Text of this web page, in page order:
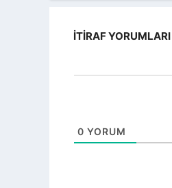
İTIRAF YORUMLARI
0 YORUM